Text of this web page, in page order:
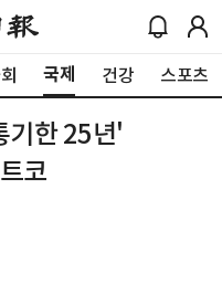
국제 건강 스포츠
한 25년'
코